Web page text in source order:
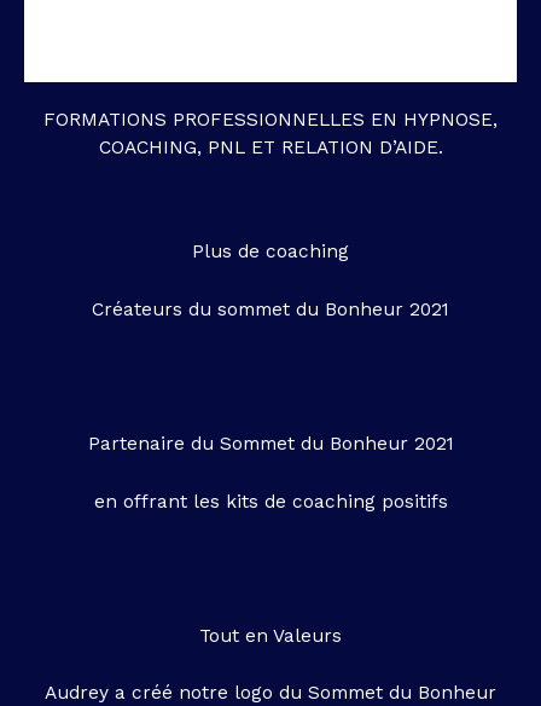
FORMATIONS PROFESSIONNELLES EN HYPNOSE,
COACHING, PNL ET RELATION D’AIDE.
Plus de coaching
Créateurs du sommet du Bonheur 2021
Partenaire du Sommet du Bonheur 2021
en offrant les kits de coaching positifs
Tout en Valeurs
Audrey a créé notre logo du Sommet du Bonheur